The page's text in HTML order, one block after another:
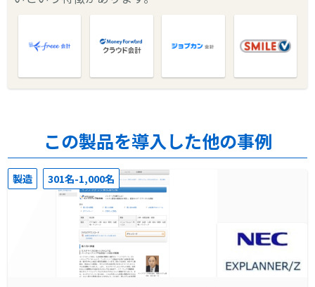
この製品を導入した他の事例
製造 301名-1,000名